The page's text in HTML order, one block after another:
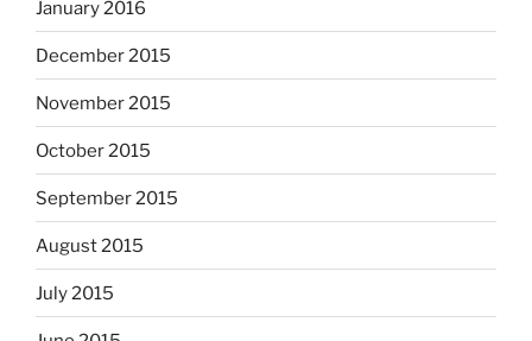
January 2016
December 2015
November 2015
October 2015
September 2015
August 2015
July 2015